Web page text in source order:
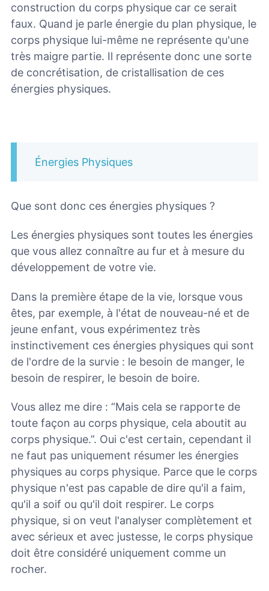
construction du corps physique car ce serait
faux. Quand je parle énergie du plan physique, le
corps physique lui-même ne représente qu'une
très maigre partie. Il représente donc une sorte
de concrétisation, de cristallisation de ces
énergies physiques.
Énergies Physiques
Que sont donc ces énergies physiques ?
Les énergies physiques sont toutes les énergies
que vous allez connaître au fur et à mesure du
développement de votre vie.
Dans la première étape de la vie, lorsque vous
êtes, par exemple, à l'état de nouveau-né et de
jeune enfant, vous expérimentez très
instinctivement ces énergies physiques qui sont
de l'ordre de la survie : le besoin de manger, le
besoin de respirer, le besoin de boire.
Vous allez me dire : “Mais cela se rapporte de
toute façon au corps physique, cela aboutit au
corps physique.”. Oui c'est certain, cependant il
ne faut pas uniquement résumer les énergies
physiques au corps physique. Parce que le corps
physique n'est pas capable de dire qu'il a faim,
qu'il a soif ou qu'il doit respirer. Le corps
physique, si on veut l'analyser complètement et
avec sérieux et avec justesse, le corps physique
doit être considéré uniquement comme un
rocher.